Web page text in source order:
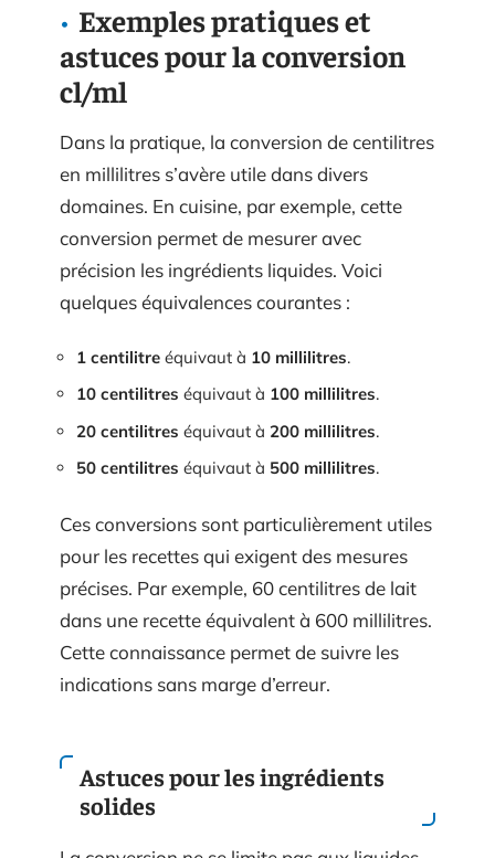
Exemples pratiques et
astuces pour la conversion
cl/ml
Dans la pratique, la conversion de centilitres
en millilitres s’avère utile dans divers
domaines. En cuisine, par exemple, cette
conversion permet de mesurer avec
précision les ingrédients liquides. Voici
quelques équivalences courantes :
1 centilitre équivaut à 10 millilitres.
10 centilitres équivaut à 100 millilitres.
20 centilitres équivaut à 200 millilitres.
50 centilitres équivaut à 500 millilitres.
Ces conversions sont particulièrement utiles
pour les recettes qui exigent des mesures
précises. Par exemple, 60 centilitres de lait
dans une recette équivalent à 600 millilitres.
Cette connaissance permet de suivre les
indications sans marge d’erreur.
Astuces pour les ingrédients
solides